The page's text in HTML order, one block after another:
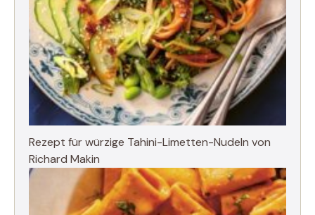
Rezept für würzige Tahini-Limetten-Nudeln von
Richard Makin